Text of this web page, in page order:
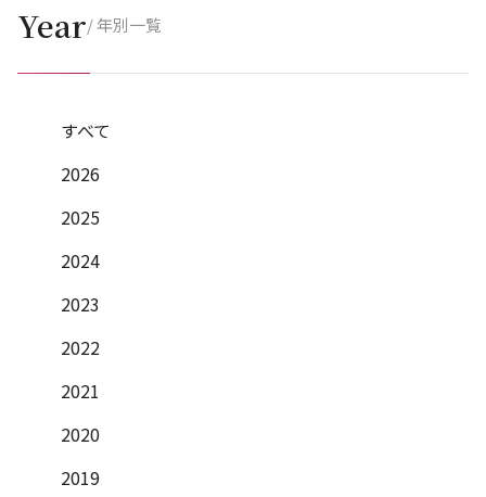
Year/ 年別一覧
すべて
2026
2025
2024
2023
2022
2021
2020
2019